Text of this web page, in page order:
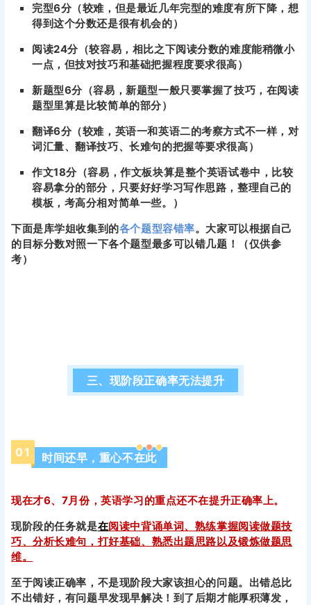
完型6分（较难，但是最近几年完型的难度有所下降，想
得到这个分数还是很有机会的）
阅读24分（较容易，相比之下阅读分数的难度能稍微小
一点，但技对技巧和基础把握程度要求很高）
新题型6分（容易，新题型一般只要掌握了技巧，在阅读
题型里算是比较简单的部分）
翻译6分（较难，英语一和英语二的考察方式不一样，对
词汇量、翻译技巧、长难句的把握等要求很高）
作文18分（容易，作文板块算是整个英语试卷中，比较
容易拿分的部分，只要好好学习写作思路，整理自己的
模板，考高分相对简单一些。）
下面是库学姐收集到的各个题型容错率。大家可以根据自己
的目标分数对照一下各个题型最多可以错几题！（仅供参
考）
三、现阶段正确率无法提升
01 时间还早，重心不在此
现在才6、7月份，英语学习的重点还不在提升正确率上。
现阶段的任务就是在阅读中背诵单词、熟练掌握阅读做题技
巧、分析长难句，打好基础、熟悉出题思路以及锻炼做题思
维。
至于阅读正确率，不是现阶段大家该担心的问题。出错总比
不出错好，有问题早发现早解决！到了后期才能厚积薄发，